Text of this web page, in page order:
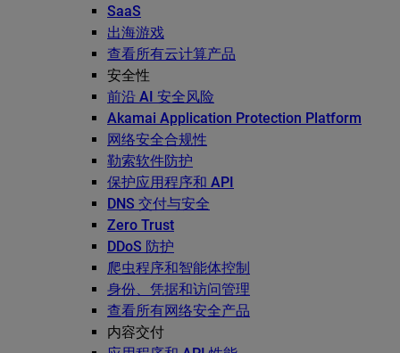
SaaS
出海游戏
查看所有云计算产品
安全性
前沿 AI 安全风险
Akamai Application Protection Platform
网络安全合规性
勒索软件防护
保护应用程序和 API
DNS 交付与安全
Zero Trust
DDoS 防护
爬虫程序和智能体控制
身份、凭据和访问管理
查看所有网络安全产品
内容交付